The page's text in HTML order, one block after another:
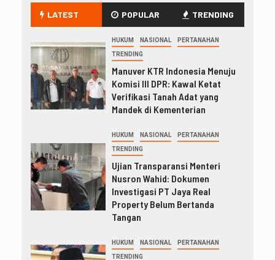
LATEST POPULAR TRENDING
HUKUM NASIONAL PERTANAHAN
TRENDING
Manuver KTR Indonesia Menuju
Komisi III DPR: Kawal Ketat
Verifikasi Tanah Adat yang
Mandek di Kementerian
HUKUM NASIONAL PERTANAHAN
TRENDING
Ujian Transparansi Menteri
Nusron Wahid: Dokumen
Investigasi PT Jaya Real
Property Belum Bertanda
Tangan
HUKUM NASIONAL PERTANAHAN
TRENDING